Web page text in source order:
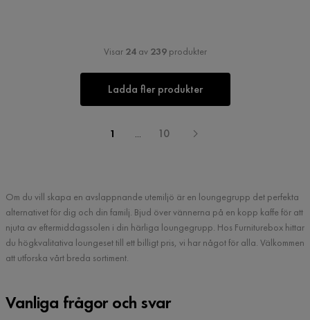
Visar 24av 239produkter
Ladda fler produkter
1 ... 10
Om du vill skapa en avslappnande utemiljö är en loungegrupp det perfekta
alternativet för dig och din familj. Bjud över vännerna på en kopp kaffe för att
njuta av eftermiddagssolen i din härliga loungegrupp. Hos Furniturebox hittar
du högkvalitativa loungeset till ett billigt pris, vi har något för alla. Välkommen
att utforska vårt breda sortiment.
Vanliga frågor och svar